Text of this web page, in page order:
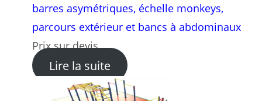
barres asymétriques, échelle monkeys,
parcours extérieur et bancs à abdominaux
Prix sur devis
Lire la suite: Parc Sportif Enfants 78